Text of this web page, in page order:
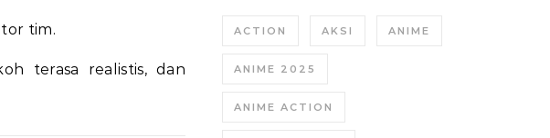
tim.
terasa realistis, dan
ACTION AKSI ANIME
ANIME 2025
ANIME ACTION